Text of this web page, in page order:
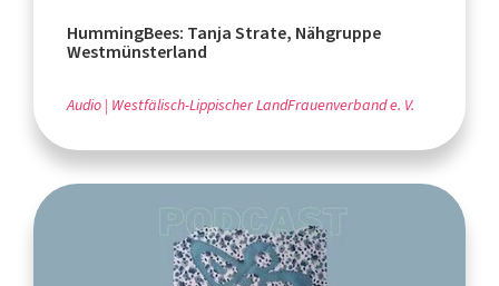
HummingBees: Tanja Strate, Nähgruppe
Westmünsterland
Audio Westfälisch-Lippischer LandFrauenverband e. V.